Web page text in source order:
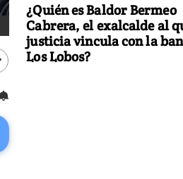
¿Quién es Baldor Bermeo
Cabrera, el exalcalde al
justicia vincula con la
Los Lobos?